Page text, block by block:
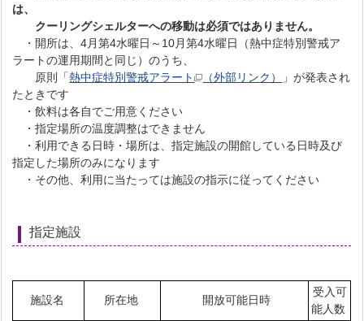
は、
クーリングシェルターへの移動は必須ではありません。
・開所は、4月第4水曜日～10月第4水曜日（熱中症特別警戒ア
ラートの運用期間と同じ）のうち、
原則「熱中症特別警戒アラート （外部リンク）
」が発表され
たときです
・飲料は各自でご用意ください
・指定場所の温度調整はできません
・利用できる日時・場所は、指定施設の開館している日時及び
指定した場所のみになります
・その他、利用に当たっては施設の指示に従ってください
指定施設
施設名 所在地 開放可能日時
受入可
能人数